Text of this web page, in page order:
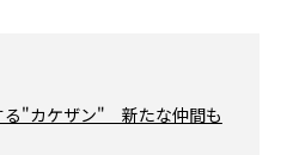
る"カケザン" 新たな仲間も